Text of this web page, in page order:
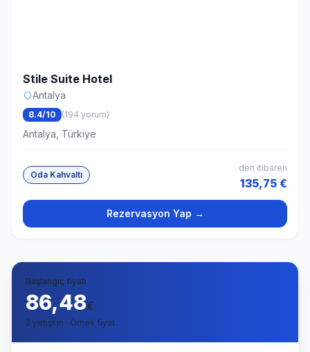
Stile Suite Hotel
Antalya
8.4/10 (194 yorum)
Antalya, Türkiye
Oda Kahvaltı
den itibaren
135,75 €
Rezervasyon Yap →
Başlangıç fiyatı
86,48€
2 yetişkin · Örnek fiyat